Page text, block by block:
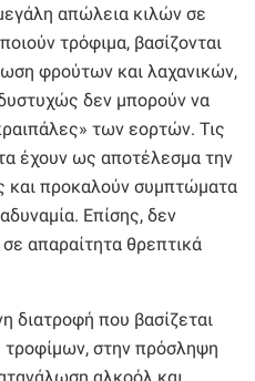
απώλεια κιλών σε
τρόφιμα, βασίζονται
φρούτων και λαχανικών,
δεν μπορούν να
των εορτών. Τις
έχουν ως αποτέλεσμα την
προκαλούν συμπτώματα
Επίσης, δεν
απαραίτητα θρεπτικά
διατροφή που βασίζεται
τροφίμων, στην πρόσληψη
αλκοόλ και